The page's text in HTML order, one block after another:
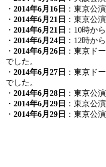
・ 2014年6月16日
：東京公
・ 2014年6月21日
：東京公
・ 2014年6月21日
：10時か
・ 2014年6月24日
：12時か
・ 2014年6月26日
：東京ド
でした。
・ 2014年6月27日
：東京ド
でした。
・ 2014年6月28日
：東京公
・ 2014年6月29日
：東京公
・ 2014年6月29日 ：東京公